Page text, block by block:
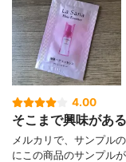
4.00
そこまで興味があ
メルカリで、サンプル
にこの商品のサンプル